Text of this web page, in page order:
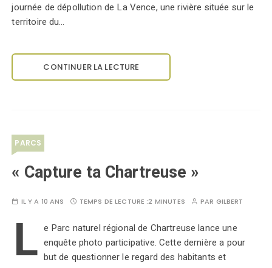
journée de dépollution de La Vence, une rivière située sur le
territoire du…
CONTINUER LA LECTURE
PARCS
« Capture ta Chartreuse »
IL Y A 10 ANS TEMPS DE LECTURE :2 MINUTES PAR GILBERT
L e Parc naturel régional de Chartreuse lance une
enquête photo participative. Cette dernière a pour
but de questionner le regard des habitants et